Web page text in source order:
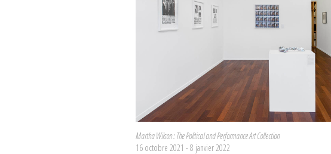
Martha Wilson : The Political and Performance Art Collection
16 octobre 2021 - 8 janvier 2022